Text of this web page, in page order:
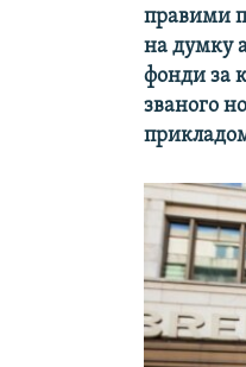
правими
на думку
фонди за
званого